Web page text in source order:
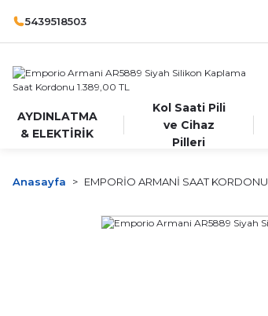
5439518503
AYDINLATMA
& ELEKTİRİK
Kol Saati Pili
ve Cihaz
Pilleri
Anasayfa EMPORİO ARMANİ SAAT KORDONU